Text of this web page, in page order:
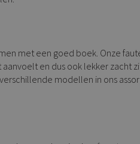
met een goed boek. Onze
en dus ook lekker zacht
modellen in ons